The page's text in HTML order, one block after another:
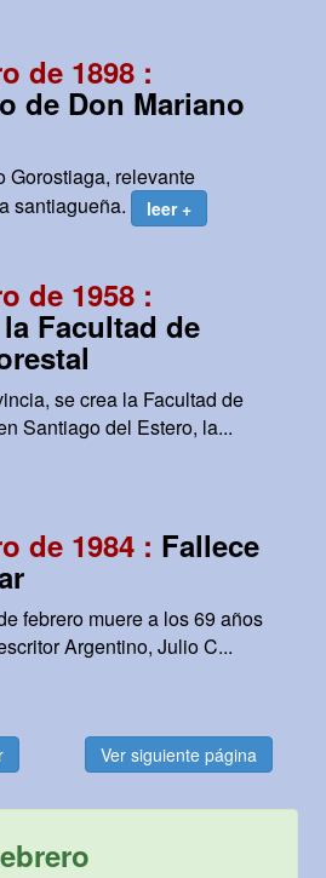
de 1898 :
de Don Mariano
Gorostiaga, relevante
santiagueña.
leer +
de 1958 :
Facultad de
se crea la Facultad de
Santiago del Estero, la...
de 1984 : Fallece
febrero muere a los 69 años
Argentino, Julio C...
Ver siguiente página